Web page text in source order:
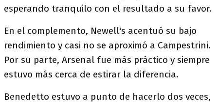
esperando tranquilo con el resultado a su favor.
En el complemento, Newell's acentuó su bajo
rendimiento y casi no se aproximó a Campestrini.
Por su parte, Arsenal fue más práctico y siempre
estuvo más cerca de estirar la diferencia.
Benedetto estuvo a punto de hacerlo dos veces,